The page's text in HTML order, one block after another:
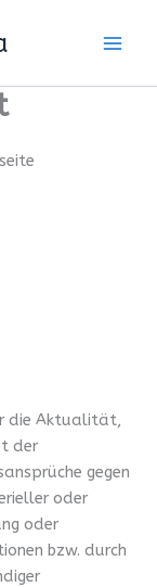
die Aktualität,
der
gegen
oder
oder
bzw. durch